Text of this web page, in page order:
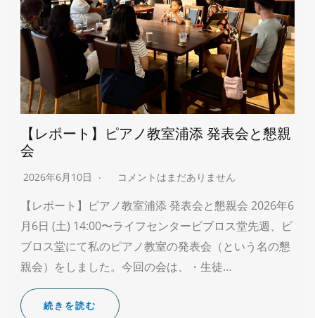
【レポート】ピアノ教室浦添 発表会と懇親
会
2026年6月10日 コメントはまだありません
【レポート】ピアノ教室浦添 発表会と懇親会 2026年6
月6日 (土) 14:00〜ライフセンタービブロス堂先週、ビ
ブロス堂にて私のピアノ教室の発表会（という名の懇
親会）をしました。今回の会は、・生徒…
続きを読む